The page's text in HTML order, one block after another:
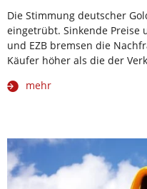
Die Stimmung deutscher
eingetrübt. Sinkende Preise
und EZB bremsen die
Käufer höher als die der
mehr